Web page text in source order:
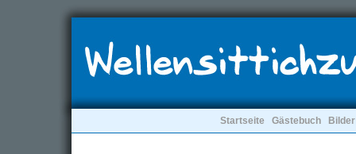
Startseite Gästebuch Bilder